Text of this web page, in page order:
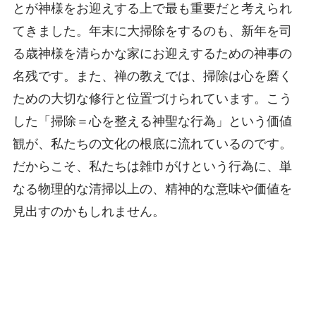
とが神様をお迎えする上で最も重要だと考えられ
てきました。年末に大掃除をするのも、新年を司
る歳神様を清らかな家にお迎えするための神事の
名残です。また、禅の教えでは、掃除は心を磨く
ための大切な修行と位置づけられています。こう
した「掃除＝心を整える神聖な行為」という価値
観が、私たちの文化の根底に流れているのです。
だからこそ、私たちは雑巾がけという行為に、単
なる物理的な清掃以上の、精神的な意味や価値を
見出すのかもしれません。